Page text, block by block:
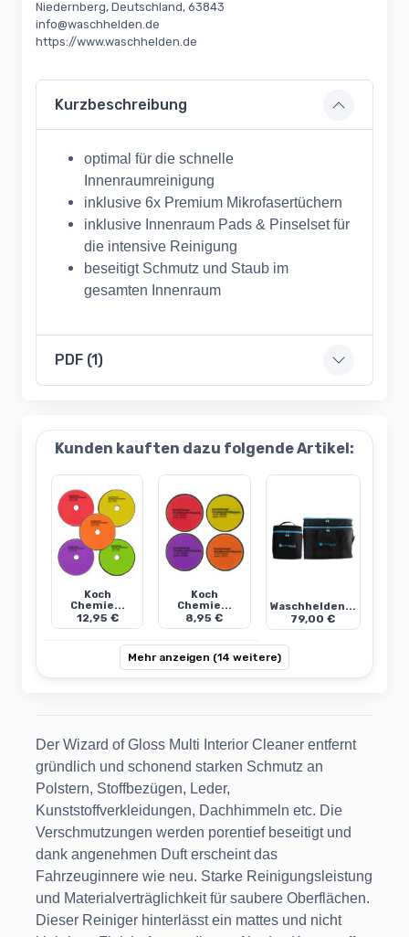
Niedernberg, Deutschland, 63843
info@waschhelden.de
https://www.waschhelden.de
Kurzbeschreibung
optimal für die schnelle
Innenraumreinigung
inklusive 6x Premium Mikrofasertüchern
inklusive Innenraum Pads & Pinselset für
die intensive Reinigung
beseitigt Schmutz und Staub im
gesamten Innenraum
PDF (1)
Kunden kauften dazu folgende Artikel:
Koch
Chemie...
12,95 €
Koch
Chemie...
8,95 €
Waschhelden...
79,00 €
Mehr anzeigen (14 weitere)
Der Wizard of Gloss Multi Interior Cleaner entfernt
gründlich und schonend starken Schmutz an
Polstern, Stoffbezügen, Leder,
Kunststoffverkleidungen, Dachhimmeln etc. Die
Verschmutzungen werden porentief beseitigt und
dank angenehmen Duft erscheint das
Fahrzeuginnere wie neu. Starke Reinigungsleistung
und Materialverträglichkeit für saubere Oberflächen.
Dieser Reiniger hinterlässt ein mattes und nicht